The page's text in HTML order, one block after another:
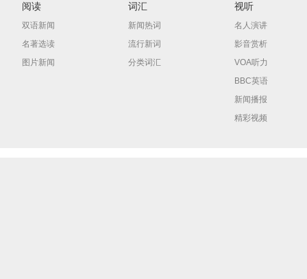
阅读
双语新闻
名著选读
图片新闻
词汇
新闻热词
流行新词
分类词汇
视听
名人演讲
影音赏析
VOA听力
BBC英语
新闻播报
精彩视频